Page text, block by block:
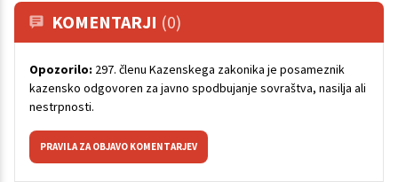
KOMENTARJI (0)
Opozorilo: 297. členu Kazenskega zakonika je posameznik
kazensko odgovoren za javno spodbujanje sovraštva, nasilja ali
nestrpnosti.
PRAVILA ZA OBJAVO KOMENTARJEV